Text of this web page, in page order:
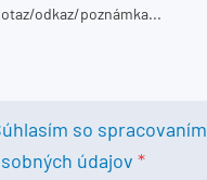
so spracovaním
údajov